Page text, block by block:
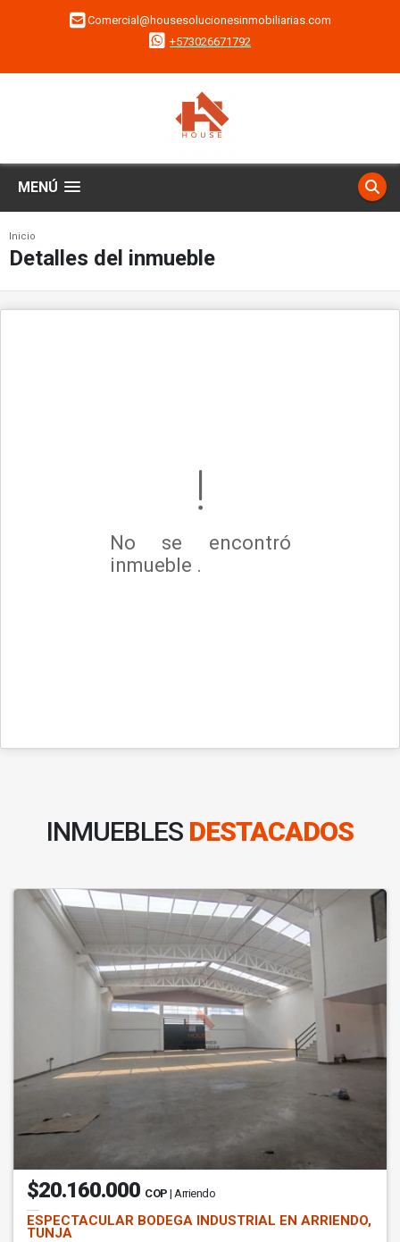
Comercial@housesolucionesinmobiliarias.com
+573026671792
MENÚ
Inicio
Detalles del inmueble
No se encontró
inmueble .
INMUEBLES DESTACADOS
$20.160.000 COP | Arriendo
ESPECTACULAR BODEGA INDUSTRIAL EN ARRIENDO,
TUNJA